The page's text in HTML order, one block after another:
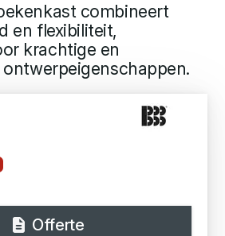
combineert
en flexibiliteit,
krachtige en
Offerte